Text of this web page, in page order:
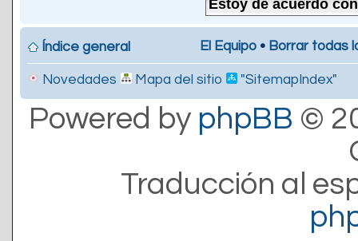
Índice general El Equipo • Borrar todas
Novedades Mapa del sitio "SitemapIndex"
Powered by phpBB ©
Traducción al